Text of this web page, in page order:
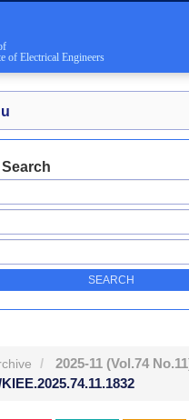
of Electrical Engineers
2025-11 (Vol.74